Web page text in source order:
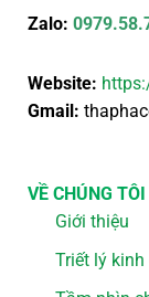
Zalo:
Website:
Gmail:
VỀ CHÚNG TÔI
Giới thiệu
Triết lý kinh